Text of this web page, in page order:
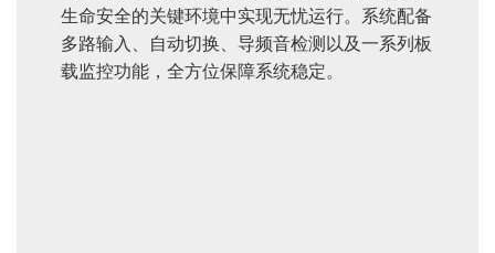
生命安全的关键环境中实现无忧运行。系统配备
多路输入、自动切换、导频音检测以及一系列板
载监控功能，全方位保障系统稳定。